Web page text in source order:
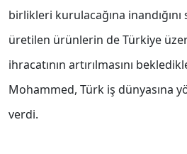
birlikleri kurulacağına inandığını
üretilen ürünlerin de Türkiye
ihracatının artırılmasını
Mohammed, Türk iş dünyasına
verdi.